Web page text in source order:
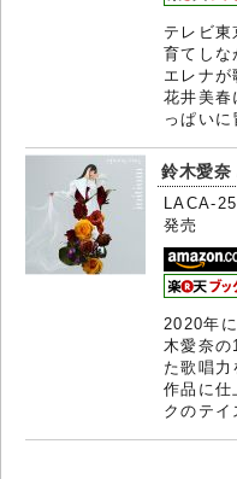
テレビ
育てしな
エレナが
花井美春
っぱい
鈴木愛
LACA-
発売
2020年
木愛奈の
た歌唱力
作品に仕
クのテ